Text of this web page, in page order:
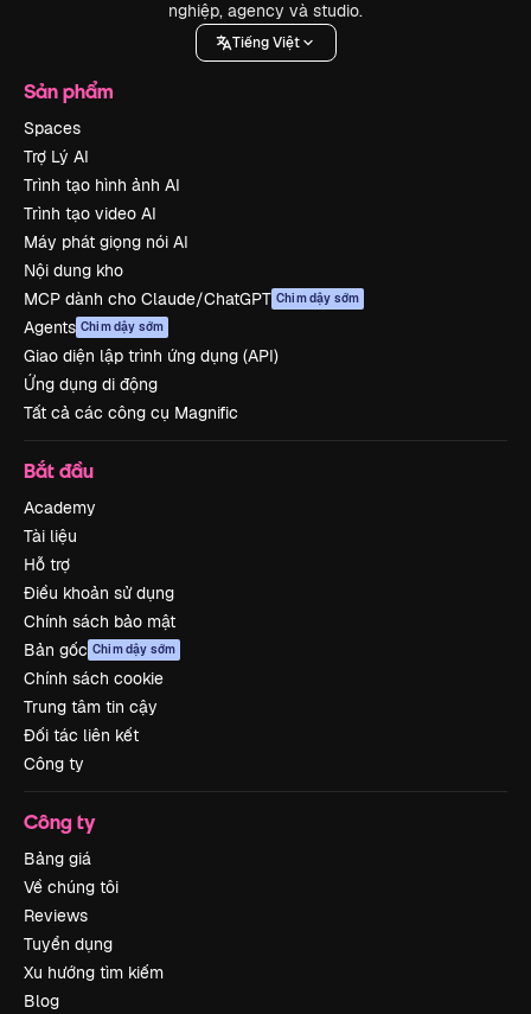
nghiệp, agency và studio.
Tiếng Việt
Sản phẩm
Spaces
Trợ Lý AI
Trình tạo hình ảnh AI
Trình tạo video AI
Máy phát giọng nói AI
Nội dung kho
MCP dành cho Claude/ChatGPT Chim dậy sớm
Agents Chim dậy sớm
Giao diện lập trình ứng dụng (API)
Ứng dụng di động
Tất cả các công cụ Magnific
Bắt đầu
Academy
Tài liệu
Hỗ trợ
Điều khoản sử dụng
Chính sách bảo mật
Bản gốc Chim dậy sớm
Chính sách cookie
Trung tâm tin cậy
Đối tác liên kết
Công ty
Công ty
Bảng giá
Về chúng tôi
Reviews
Tuyển dụng
Xu hướng tìm kiếm
Blog